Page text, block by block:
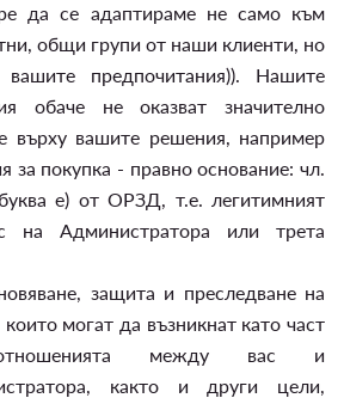
да се адаптираме не само към
общи групи от наши клиенти, но
предпочитания)). Нашите
обаче не оказват значително
върху вашите решения, например
за покупка - правно основание: чл.
е) от ОРЗД, т.е. легитимният
на Администратора или трета
защита и преследване на
които могат да възникнат като част
между вас и
както и други цели,